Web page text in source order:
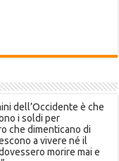
dell’Occidente è che
i soldi per
che dimenticano di
a vivere né il
morire mai e